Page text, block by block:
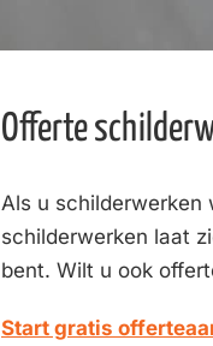
Offerte
Als u
schilderwerken laat
bent. Wilt u ook
Start gratis